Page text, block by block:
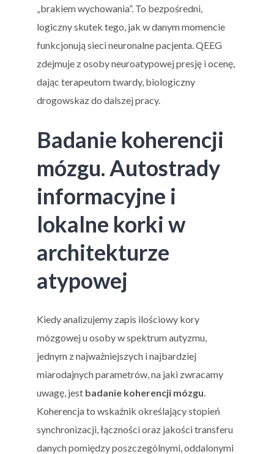
„brakiem wychowania”. To bezpośredni,
logiczny skutek tego, jak w danym momencie
funkcjonują sieci neuronalne pacjenta. QEEG
zdejmuje z osoby neuroatypowej presję i ocenę,
dając terapeutom twardy, biologiczny
drogowskaz do dalszej pracy.
Badanie koherencji
mózgu. Autostrady
informacyjne i
lokalne korki w
architekturze
atypowej
Kiedy analizujemy zapis ilościowy kory
mózgowej u osoby w spektrum autyzmu,
jednym z najważniejszych i najbardziej
miarodajnych parametrów, na jaki zwracamy
uwagę, jest badanie koherencji mózgu.
Koherencja to wskaźnik określający stopień
synchronizacji, łączności oraz jakości transferu
danych pomiędzy poszczególnymi, oddalonymi